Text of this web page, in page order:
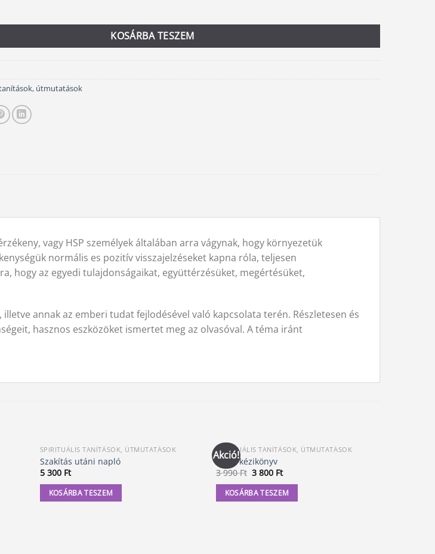
mennyiség
KOSÁRBA TESZEM
útmutatások
vagy HSP személyek általában arra vágynak, hogy környezetük
normális es pozitív visszajelzéseket kapna róla, teljesen
hogy az egyedi tulajdonságaikat, együttérzésüket, megértésüket,
annak az emberi tudat fejlodésével való kapcsolata terén. Részletesen és
hasznos eszközöket ismertet meg az olvasóval. A téma iránt
SPIRITUÁLIS TANÍTÁSOK, ÚTMUTATÁSOK
Szakítás utáni napló
5 300 Ft
KOSÁRBA TESZEM
Akció!
SPIRITUÁLIS TANÍTÁSOK, ÚTMUTATÁSOK
Tarot kézikönyv
3 990Ft Original
was:
3
3 800 FtCurrent
is:
3
KOSÁRBA TESZEM